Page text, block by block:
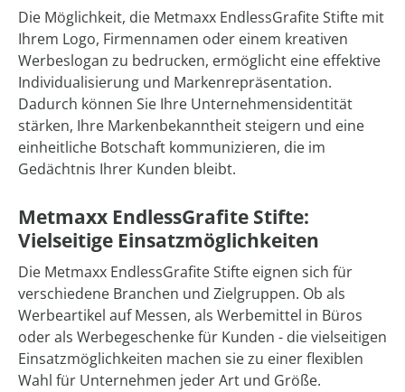
Die Möglichkeit, die Metmaxx EndlessGrafite Stifte mit
Ihrem Logo, Firmennamen oder einem kreativen
Werbeslogan zu bedrucken, ermöglicht eine effektive
Individualisierung und Markenrepräsentation.
Dadurch können Sie Ihre Unternehmensidentität
stärken, Ihre Markenbekanntheit steigern und eine
einheitliche Botschaft kommunizieren, die im
Gedächtnis Ihrer Kunden bleibt.
Metmaxx EndlessGrafite Stifte:
Vielseitige Einsatzmöglichkeiten
Die Metmaxx EndlessGrafite Stifte eignen sich für
verschiedene Branchen und Zielgruppen. Ob als
Werbeartikel auf Messen, als Werbemittel in Büros
oder als Werbegeschenke für Kunden - die vielseitigen
Einsatzmöglichkeiten machen sie zu einer flexiblen
Wahl für Unternehmen jeder Art und Größe.